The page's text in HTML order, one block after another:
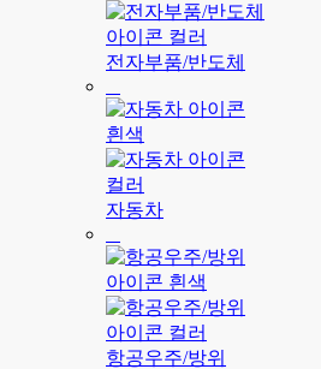
전자부품/반도체
자동차
항공우주/방위